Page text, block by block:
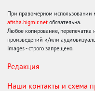
При правомерном использовании
afisha.bigmir.net обязательна.
Любое копирование, перепечатка
произведений и/или
Images - строго запрещено.
Редакция
Наши контакты и схема